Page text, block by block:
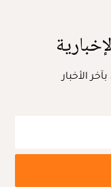
الأخبار